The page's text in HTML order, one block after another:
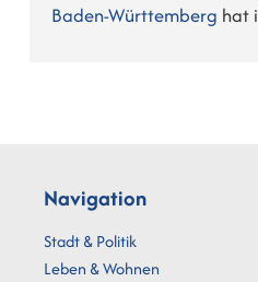
Baden-Württemberg hat
Navigation
Stadt & Politik
Leben & Wohnen